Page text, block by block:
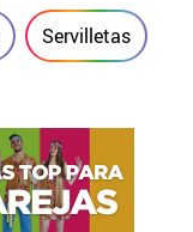
Servilletas